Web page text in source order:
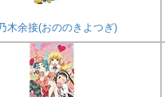
木余接(おののきよつぎ)